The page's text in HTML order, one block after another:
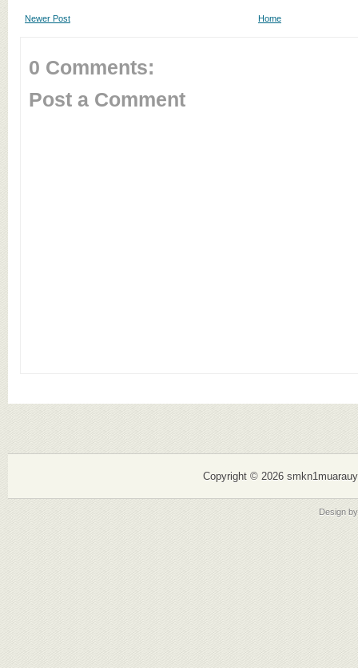
Newer Post Home
0 Comments:
Post a Comment
Copyright © 2026
Design